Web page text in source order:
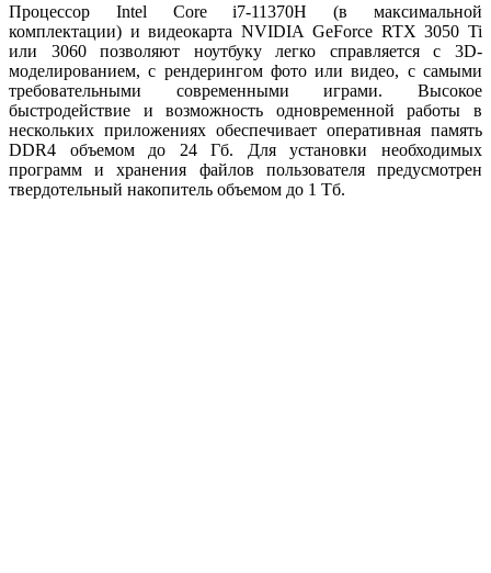
Процессор Intel Core i7-11370H (в максимальной
комплектации) и видеокарта NVIDIA GeForce RTX 3050 Ti
или 3060 позволяют ноутбуку легко справляется с 3D-
моделированием, с рендерингом фото или видео, с самыми
требовательными современными играми. Высокое
быстродействие и возможность одновременной работы в
нескольких приложениях обеспечивает оперативная память
DDR4 объемом до 24 Гб. Для установки необходимых
программ и хранения файлов пользователя предусмотрен
твердотельный накопитель объемом до 1 Тб.